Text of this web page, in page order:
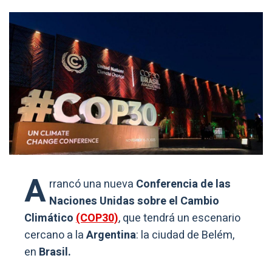
A rrancó una nueva Conferencia de las
Naciones Unidas sobre el Cambio
Climático(COP30), que tendrá un escenario
cercano a laArgentina: la ciudad de Belém,
en Brasil.